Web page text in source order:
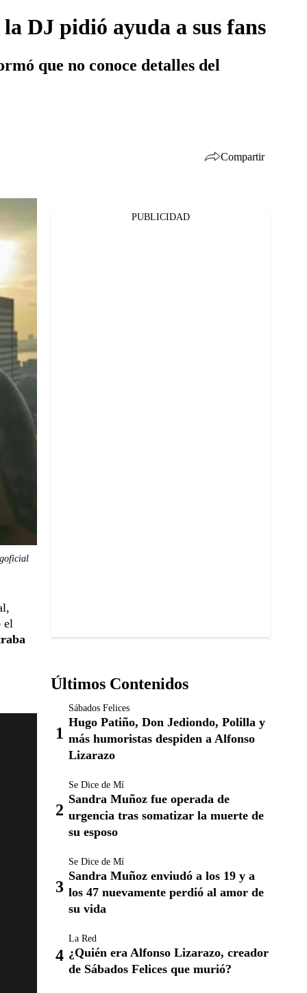
DJ pidió ayuda a sus fans
que no conoce detalles del
Compartir
el
PUBLICIDAD
Últimos Contenidos
Sábados Felices
Hugo Patiño, Don Jediondo, Polilla y
más humoristas despiden a Alfonso
Lizarazo
Se Dice de Mí
Sandra Muñoz fue operada de
urgencia tras somatizar la muerte de
su esposo
Se Dice de Mí
Sandra Muñoz enviudó a los 19 y a
los 47 nuevamente perdió al amor de
su vida
La Red
¿Quién era Alfonso Lizarazo, creador
de Sábados Felices que murió?